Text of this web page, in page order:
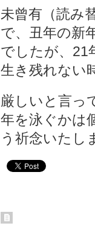
未曾有（読み
で、丑年の新
でしたが、21
生き残れない
厳しいと言っ
年を泳ぐかは
う祈念いたし